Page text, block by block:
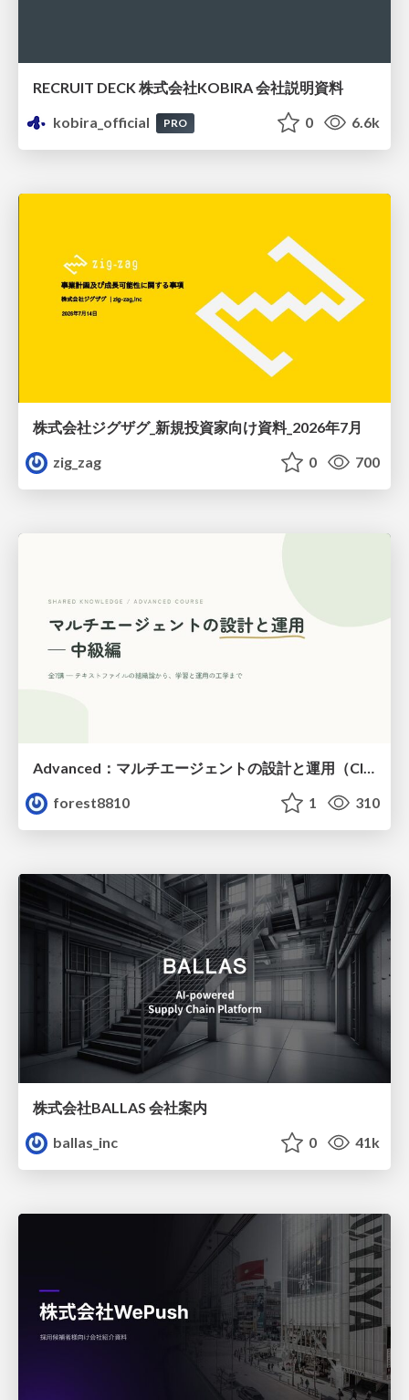
RECRUIT DECK 株式会社KOBIRA 会社説明資料
kobira_official
PRO 0 6.6k
株式会社ジグザグ_新規投資家向け資料_2026年7月
zig_zag
0 700
forest8810
1 310
株式会社BALLAS 会社案内
ballas_inc
0 41k